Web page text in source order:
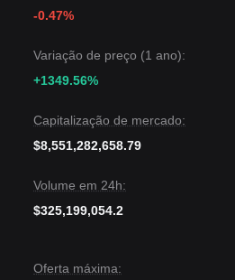
-0.47%
Variação de preço (1 ano):
+1349.56%
Capitalização de mercado:
$8,551,282,658.79
Volume em 24h:
$325,199,054.2
Oferta máxima: